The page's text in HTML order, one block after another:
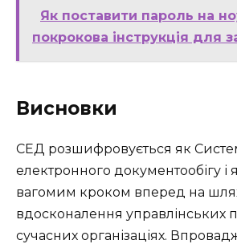
Як поставити пароль на
покрокова інструкція для
Висновки
СЕД розшифровується як
електронного документообігу і
вагомим кроком вперед на
вдосконалення управлінських
сучасних організаціях.